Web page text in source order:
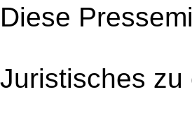
Diese
Juristisches